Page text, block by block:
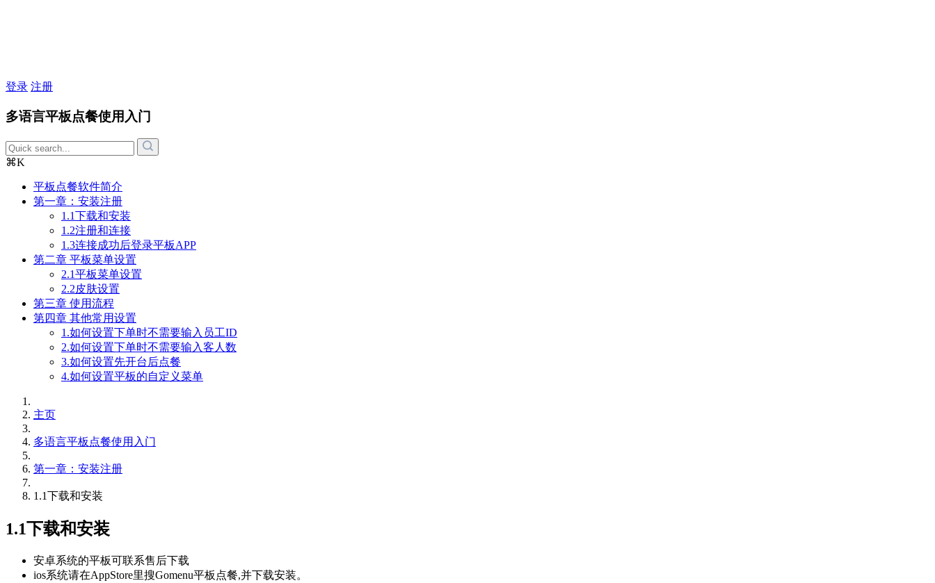
登录 注册
多语言平板点餐使用入门
⌘K
平板点餐软件简介
第一章：安装注册
1.1下载和安装
1.2注册和连接
1.3连接成功后登录平板APP
第二章 平板菜单设置
2.1平板菜单设置
2.2皮肤设置
第三章 使用流程
第四章 其他常用设置
1.如何设置下单时不需要输入员工ID
2.如何设置下单时不需要输入客人数
3.如何设置先开台后点餐
4.如何设置平板的自定义菜单
主页
多语言平板点餐使用入门
第一章：安装注册
1.1下载和安装
1.1下载和安装
安卓系统的平板可联系售后下载
ios系统请在AppStore里搜Gomenu平板点餐,并下载安装。